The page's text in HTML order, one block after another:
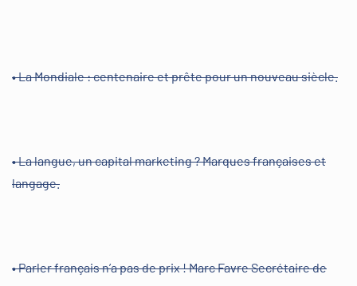
• La Mondiale : centenaire et prête pour un nouveau siècle.
• La langue, un capital marketing ? Marques françaises et
langage.
• Parler français n’a pas de prix ! Marc Favre Secrétaire de